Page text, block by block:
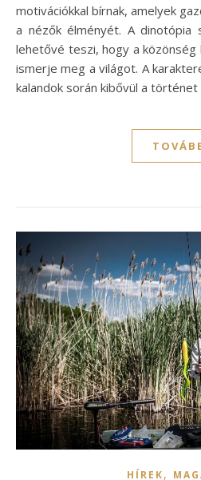
motivációkkal bírnak, amelyek
a nézők élményét. A dinotópia
lehetővé teszi, hogy a közönség
ismerje meg a világot. A
kalandok során kibővül a
HÍREK,